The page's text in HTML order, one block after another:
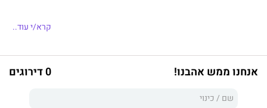
בכל תחום כמעט – בפוליטיקה ובכלכלה, בספרות ובציור, במוזיקה
שפועלם ממשיך לתת את אותותיו בחיי היומיום שלנו.
היינריך היינה התיר את מחוכי השפה הגרמנית, בנג'מין ד'יזראלי הפך
קרא/י עוד..
אנחנו ממש אהבנו! 0 דירוגים